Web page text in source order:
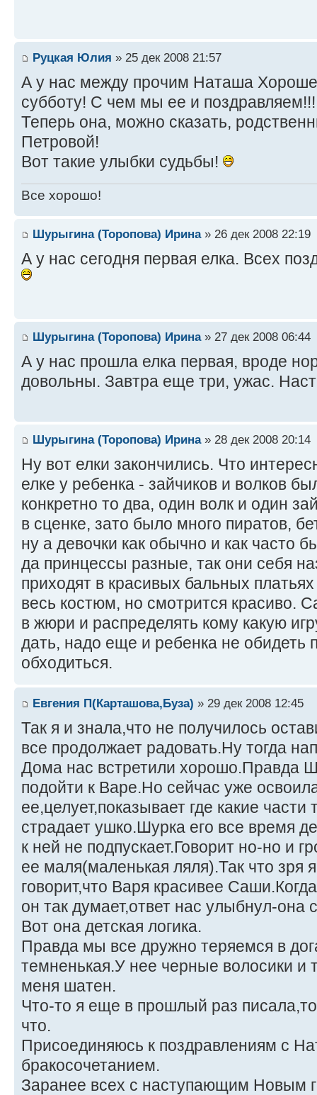
Руцкая Юлия » 25 дек 2008 21:57
А у нас между прочим Наташа
субботу! С чем мы ее и
Теперь она, можно сказать,
Петровой!
Вот такие улыбки судьбы!
Все хорошо!
Шурыгина (Торопова) Ирина» 26 дек 2008 22:19
А у нас сегодня первая елка. Всех
Шурыгина (Торопова) Ирина» 27 дек 2008 06:44
А у нас прошла елка первая, вроде
довольны. Завтра еще три, ужас.
Шурыгина (Торопова) Ирина» 28 дек 2008 20:14
Ну вот елки закончились. Что
елке у ребенка - зайчиков и волков
конкретно то два, один волк и один
в сценке, зато было много пиратов,
ну а девочки как обычно и как часто
да принцессы разные, так они себя
приходят в красивых бальных
весь костюм, но смотрится красиво.
в жюри и распределять кому какую
дать, надо еще и ребенка не обидеть
обходиться.
Евгения П(Карташова,Буза) » 29 дек 2008 12:45
Так я и знала,что не получилось
все продолжает радовать.Ну тогда
Дома нас встретили хорошо.Правда
подойти к Варе.Но сейчас уже
ее,целует,показывает где какие
страдает ушко.Шурка его все время
к ней не подпускает.Говорит но-но и
ее маля(маленькая ляля).Так что зря
говорит,что Варя красивее
он так думает,ответ нас улыбнул-она
Вот она детская логика.
Правда мы все дружно теряемся в
темненькая.У нее черные волосики и
меня шатен.
Что-то я еще в прошлый раз
что.
Присоединяюсь к поздравлениям с
бракосочетанием.
Заранее всех с наступающим Новым